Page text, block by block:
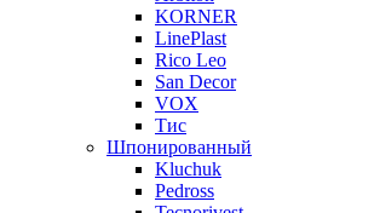
KORNER
LinePlast
Rico Leo
San Decor
VOX
Тис
Шпонированный
Kluchuk
Pedross